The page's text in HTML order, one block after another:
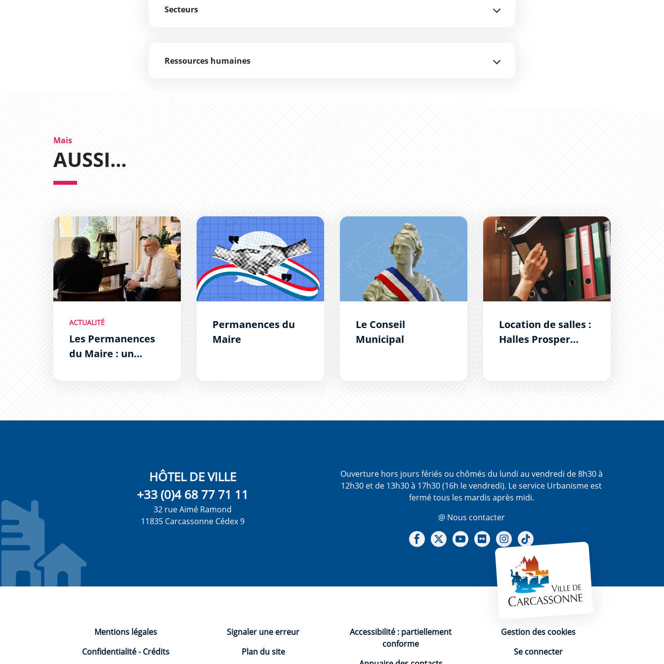
Secteurs
Ressources humaines
Mais
AUSSI...
Les Permanences du Maire : un succès !
ACTUALITÉ
Les Permanences
du Maire : un
Permanences du Maire
Permanences du
Maire
Le Conseil Municipal
Le Conseil
Municipal
Location de salles : Halles Prosper Montagné
Location de salles :
Halles Prosper
HÔTEL DE VILLE
+33 (0)4 68 77 71 11
32 rue Aimé Ramond
11835 Carcassonne Cédex 9
Ouverture hors jours fériés ou chômés du lundi au vendredi de 8h30 à
12h30 et de 13h30 à 17h30 (16h le vendredi). Le service Urbanisme est
fermé tous les mardis après midi.
@ Nous contacter
Notre Facebook
Notre X - (twitter)
Notre chaine Youtube
Notre Gallerie sur Flickr
Notre Instagram
Mentions légales
Confidentialité-Crédits
Signaler une erreur
Plan du site
Accessibilité : partiellement
conforme
Gestion des cookies
Se connecter